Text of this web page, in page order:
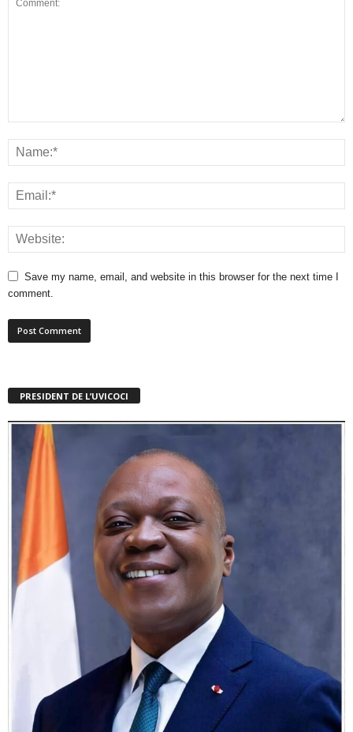
Save my name, email, and website in this browser for the next time I
comment.
PRESIDENT DE L’UVICOCI